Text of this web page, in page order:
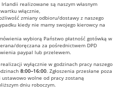
realizowane są naszym własnym
włącznie,
zmiany odbioru/dostawy z naszego
kiedy nie mamy swojego kierowcy na
wybiorą Państwo płatność gotówką w
doręczana za pośrednictwem DPD
paypal lub przelewem.
wyłącznie w godzinach pracy naszego
8:00–16:00. Zgłoszenia przesłane poza
wolne od pracy zostaną
dniu roboczym.